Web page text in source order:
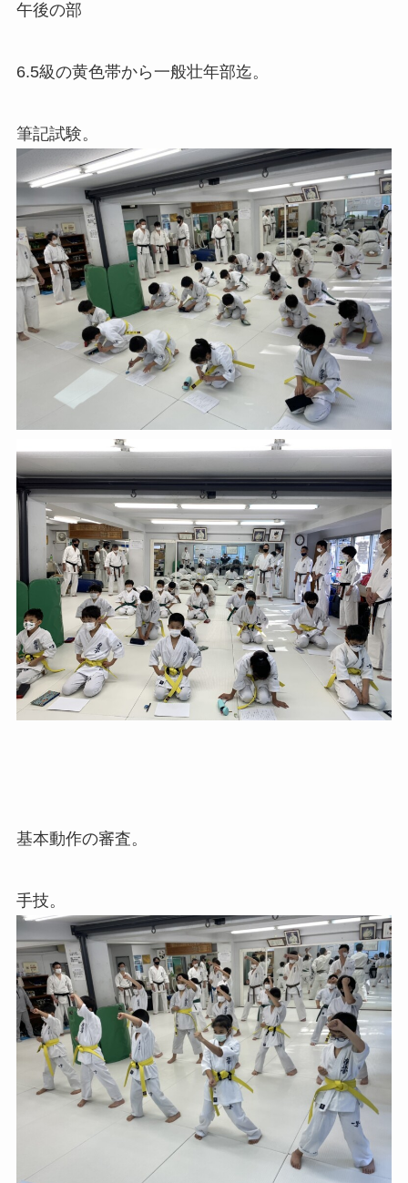
午後の部
6.5級の黄色帯から一般壮年部迄。
筆記試験。
基本動作の審査。
手技。